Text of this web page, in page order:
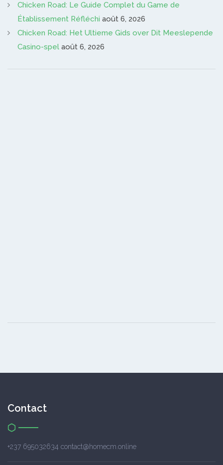
Chicken Road: Le Guide Complet du Game de
Établissement Réfléchi août 6, 2026
Chicken Road: Het Ultieme Gids over Dit Meeslepende
Casino-spel août 6, 2026
Contact
+237 695032634 contact@homecm.online